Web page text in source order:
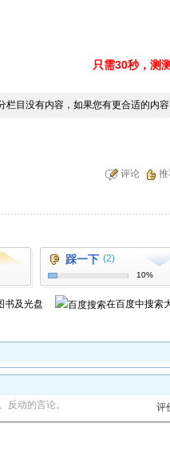
只需30秒，测
目没有内容，如果您有更合适的内
评论
踩一下 (2)
10%
书及光盘 在百度中搜索
反动的言论。
评